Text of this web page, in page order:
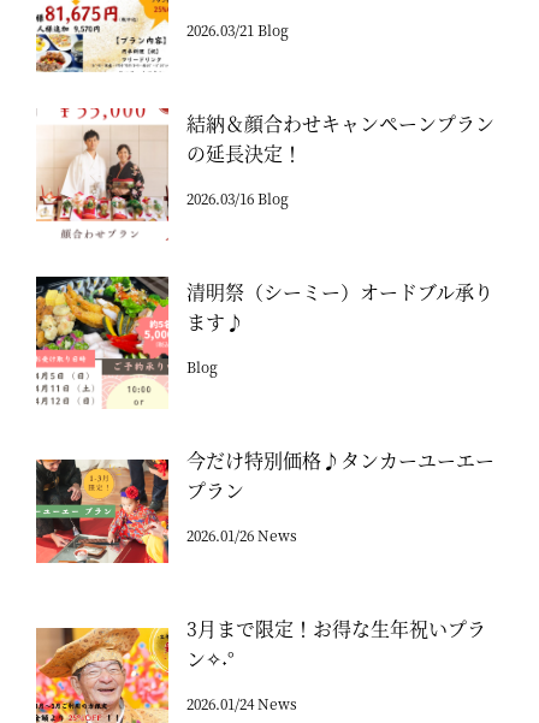
2026.03/21 Blog
結納＆顔合わせキャンペーンプラン
の延長決定！
2026.03/16 Blog
清明祭（シーミー）オードブル承り
ます♪
Blog
今だけ特別価格♪タンカーユーエー
プラン
2026.01/26 News
3月まで限定！お得な生年祝いプラ
ン✧˖°
2026.01/24 News